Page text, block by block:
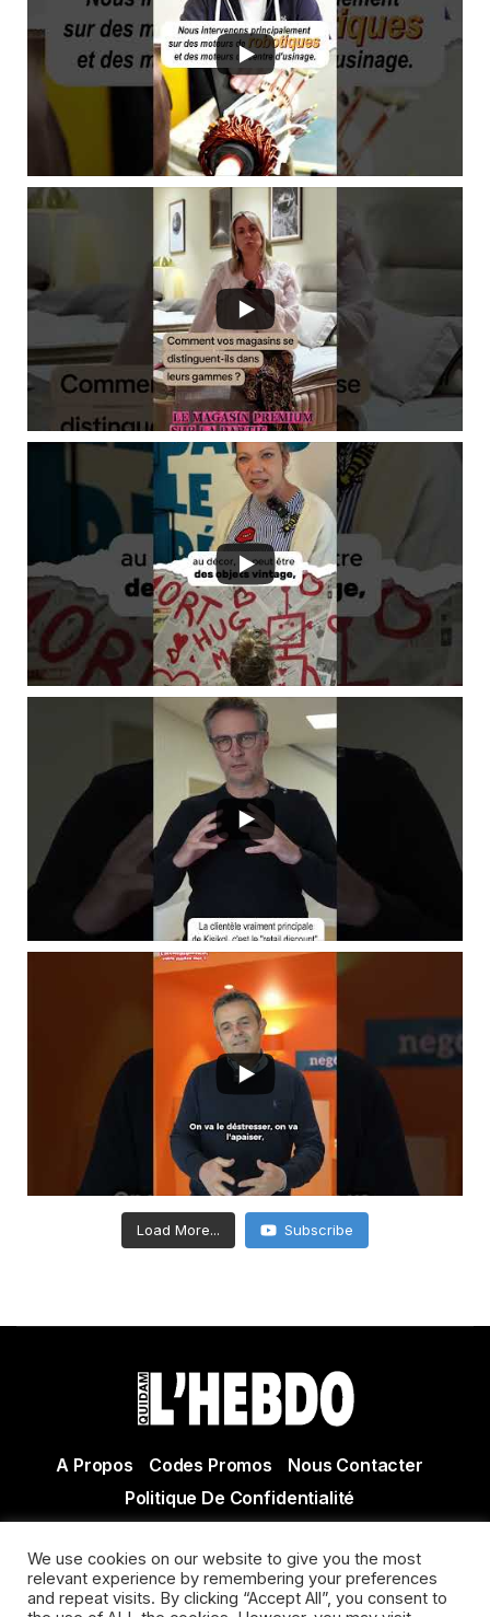
Load More... Subscribe
A Propos Codes Promos
Nous Contacter
Politique De Confidentialité
Actualité Agen - Actualité en lot et Garonne - Actualité
Villeneuve sur Lot
We use cookies on our website to give you the most
relevant experience by remembering your preferences
and repeat visits. By clicking “Accept All”, you consent to